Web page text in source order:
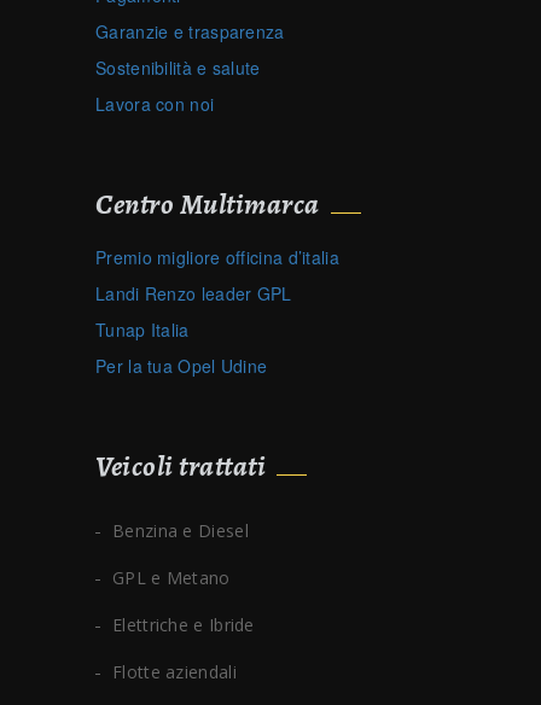
Garanzie e trasparenza
Sostenibilità e salute
Lavora con noi
Centro Multimarca
Premio migliore officina d’italia
Landi Renzo leader GPL
Tunap Italia
Per la tua Opel Udine
Veicoli trattati
Benzina e Diesel
GPL e Metano
Elettriche e Ibride
Flotte aziendali